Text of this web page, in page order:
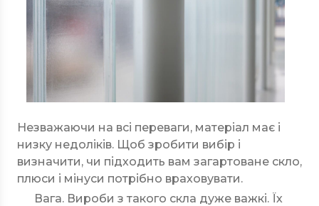
Незважаючи на всі переваги, матеріал має і
низку недоліків. Щоб зробити вибір і
визначити, чи підходить вам загартоване скло,
плюси і мінуси потрібно враховувати.
Вага. Вироби з такого скла дуже важкі. Їх